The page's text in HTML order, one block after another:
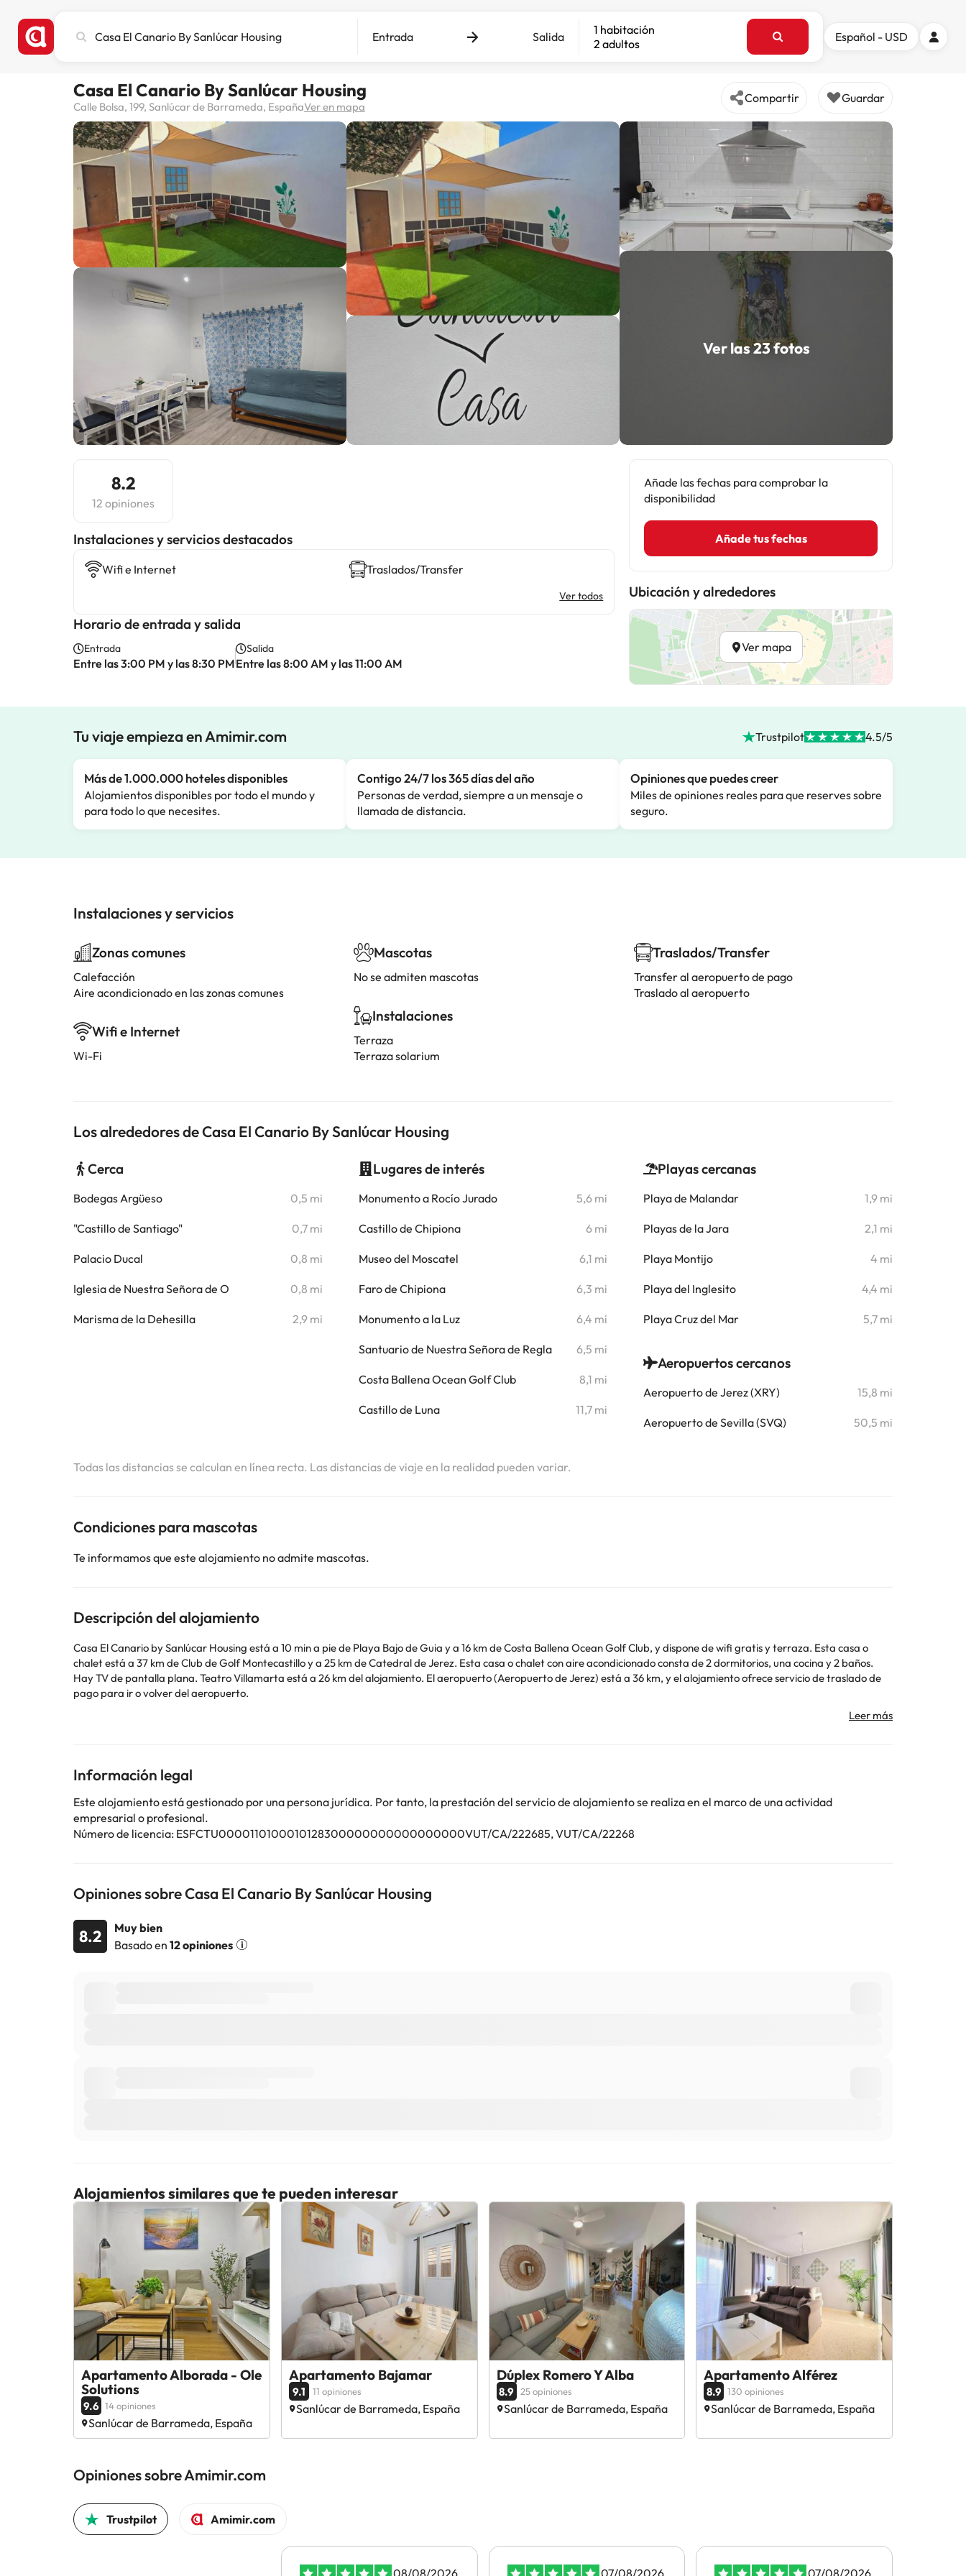
ciudad,
destino
Entrada Salida
1 habitación
2 adultos
Español - USD
Casa El Canario By Sanlúcar Housing
Calle Bolsa, 199, Sanlúcar de Barrameda, EspañaVer en mapa
Compartir Guardar
Ver las 23 fotos
8.2
12 opiniones
Instalaciones y servicios destacados
Wifi e Internet Traslados/Transfer
Ver todos
Horario de entrada y salida
Entrada
Entre las 3:00 PM y las 8:30 PM
Salida
Entre las 8:00 AM y las 11:00 AM
Añade las fechas para comprobar la
disponibilidad
Añade tus fechas
Ubicación y alrededores
Ver mapa
Tu viaje empieza en Amimir.com Trustpilot 4.5/5
Más de 1.000.000 hoteles disponibles
Alojamientos disponibles por todo el mundo y
para todo lo que necesites.
Contigo 24/7 los 365 días del año
Personas de verdad, siempre a un mensaje o
llamada de distancia.
Opiniones que puedes creer
Miles de opiniones reales para que reserves sobre
seguro.
Instalaciones y servicios
Zonas comunes
Calefacción
Aire acondicionado en las zonas comunes
Wifi e Internet
Wi-Fi
Mascotas
No se admiten mascotas
Instalaciones
Terraza
Terraza solarium
Traslados/Transfer
Transfer al aeropuerto de pago
Traslado al aeropuerto
Los alrededores de Casa El Canario By Sanlúcar Housing
Cerca
Bodegas Argüeso 0,5 mi
"Castillo de Santiago" 0,7 mi
Palacio Ducal 0,8 mi
Iglesia de Nuestra Señora de O 0,8 mi
Marisma de la Dehesilla 2,9 mi
Lugares de interés
Monumento a Rocío Jurado 5,6 mi
Castillo de Chipiona 6 mi
Museo del Moscatel 6,1 mi
Faro de Chipiona 6,3 mi
Monumento a la Luz 6,4 mi
Santuario de Nuestra Señora de Regla 6,5 mi
Costa Ballena Ocean Golf Club 8,1 mi
Castillo de Luna 11,7 mi
Playas cercanas
Playa de Malandar 1,9 mi
Playas de la Jara 2,1 mi
Playa Montijo 4 mi
Playa del Inglesito 4,4 mi
Playa Cruz del Mar 5,7 mi
Aeropuertos cercanos
Aeropuerto de Jerez (XRY) 15,8 mi
Aeropuerto de Sevilla (SVQ) 50,5 mi
Todas las distancias se calculan en línea recta. Las distancias de viaje en la realidad pueden variar.
Condiciones para mascotas
Te informamos que este alojamiento no admite mascotas.
Descripción del alojamiento
Casa El Canario by Sanlúcar Housing está a 10 min a pie de Playa Bajo de Guia y a 16 km de Costa Ballena Ocean Golf Club, y dispone de wifi gratis y terraza. Esta casa o
chalet está a 37 km de Club de Golf Montecastillo y a 25 km de Catedral de Jerez. Esta casa o chalet con aire acondicionado consta de 2 dormitorios, una cocina y 2 baños.
Hay TV de pantalla plana. Teatro Villamarta está a 26 km del alojamiento. El aeropuerto (Aeropuerto de Jerez) está a 36 km, y el alojamiento ofrece servicio de traslado de
pago para ir o volver del aeropuerto.
utilizar el apartado de peticiones especiales al hacer la reserva o ponerte en contacto directamente con el alojamiento. Los datos de contacto aparecen en la confirmación de
Algunos de los servicios detallados pueden ser de pago. Puedes consultar sus tarifas directamente en el establecimiento. Toda la información de esta ficha está sujeta a
Información legal
Este alojamiento está gestionado por una persona jurídica. Por tanto, la prestación del servicio de alojamiento se realiza en el marco de una actividad
empresarial o profesional.
Número de licencia: ESFCTU0000110100010128300000000000000000VUT/CA/222685, VUT/CA/22268
Opiniones sobre Casa El Canario By Sanlúcar Housing
8.2
Muy bien
Basado en 12 opiniones
Alojamientos similares que te pueden interesar
Apartamento Alborada - Ole
Solutions
9.6 14 opiniones
Sanlúcar de Barrameda, España
Apartamento Bajamar
9.1 11 opiniones
Sanlúcar de Barrameda, España
Dúplex Romero Y Alba
8.9 25 opiniones
Sanlúcar de Barrameda, España
Apartamento Alférez
8.9 130 opiniones
Sanlúcar de Barrameda, España
Opiniones sobre Amimir.com
Trustpilot Amimir.com
08/08/2026 07/08/2026 07/08/2026